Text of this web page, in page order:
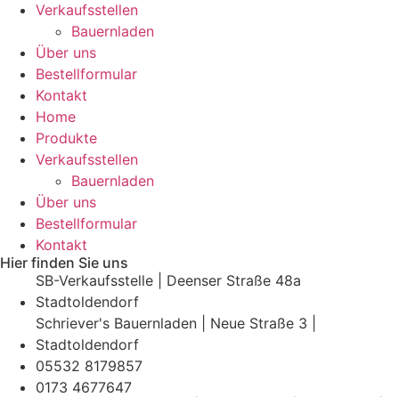
Verkaufsstellen
Bauernladen
Über uns
Bestellformular
Kontakt
Home
Produkte
Verkaufsstellen
Bauernladen
Über uns
Bestellformular
Kontakt
Hier finden Sie uns
SB-Verkaufsstelle | Deenser Straße 48a
Stadtoldendorf
Schriever's Bauernladen | Neue Straße 3 |
Stadtoldendorf
05532 8179857
0173 4677647